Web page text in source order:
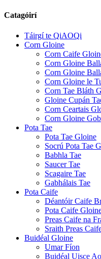
Catagóirí
Táirgí te QiAOQi
Corn Gloine
Corn Caife
Corn Gloine
Corn Gloine
Corn Gloine le
Corn Tae Bláth
Gloine Cupán
Corn Ceartais
Corn Gloine
Pota Tae
Pota Tae Gloine
Socrú Pota Tae
Babhla Tae
Saucer Tae
Scagaire Tae
Gabhálais Tae
Pota Caife
Déantóir Caife
Pota Caife
Preas Caife na
Sraith Preas
Buidéal Gloine
Umar Fíon
Buidéal Uisce